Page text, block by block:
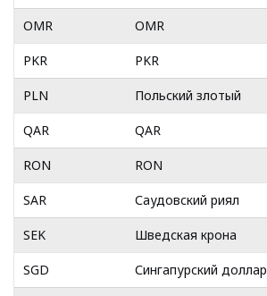
OMR OMR
PKR PKR
PLN Польский злотый
QAR QAR
RON RON
SAR Саудовский риял
SEK Шведская крона
SGD Сингапурский доллар